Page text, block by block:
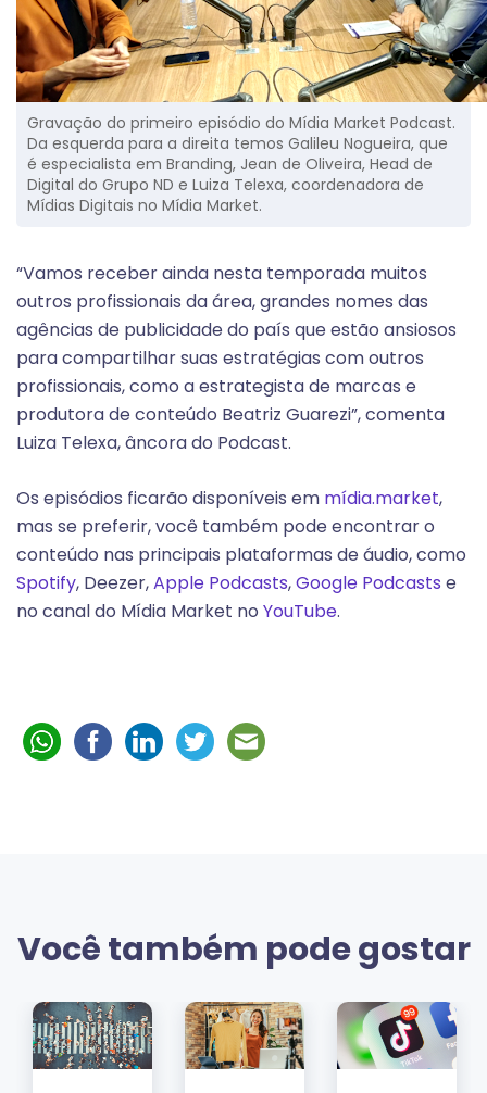
Gravação do primeiro episódio do Mídia Market Podcast.
Da esquerda para a direita temos Galileu Nogueira, que
é especialista em Branding, Jean de Oliveira, Head de
Digital do Grupo ND e Luiza Telexa, coordenadora de
Mídias Digitais no Mídia Market.
“Vamos receber ainda nesta temporada muitos
outros profissionais da área, grandes nomes das
agências de publicidade do país que estão ansiosos
para compartilhar suas estratégias com outros
profissionais, como a estrategista de marcas e
produtora de conteúdo Beatriz Guarezi”, comenta
Luiza Telexa, âncora do Podcast.
Os episódios ficarão disponíveis em mídia.market,
mas se preferir, você também pode encontrar o
conteúdo nas principais plataformas de áudio, como
Spotify, Deezer,Apple Podcasts,Google Podcasts e
no canal do Mídia Market no YouTube.
Você também pode gostar